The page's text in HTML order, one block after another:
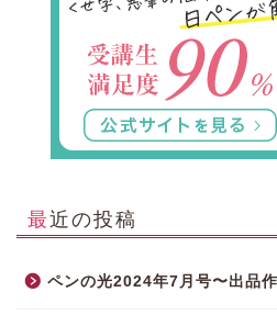
最近の投稿
ペンの光2024年7月号〜出品